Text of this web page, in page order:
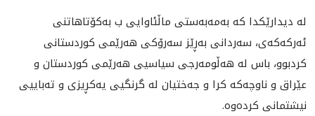
لە دیدارێکدا کە بەمەبەستی ماڵئاوایی ب بەكۆتاهاتنی
ئەرکەکەی، سه‌ردانی به‌ڕێز سەرۆکی هەرێمی کوردستانی
کردبوو، باس لە هەڵومەرجی سیاسیی هەرێمی کوردستان و
عێراق و ناوچەکە کرا و جەختیان لە گرنگیی یەکڕیزی و تەباییی
نیشتمانی كردەوە.